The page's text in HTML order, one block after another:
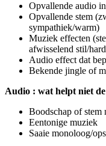
Opvallende audio
Opvallende stem
sympathiek/warm)
Muziek effecten
afwisselend stil/
Audio effect dat
Bekende jingle of
Audio : wat helpt niet
Boodschap of stem
Eentonige muziek
Saaie monoloog/